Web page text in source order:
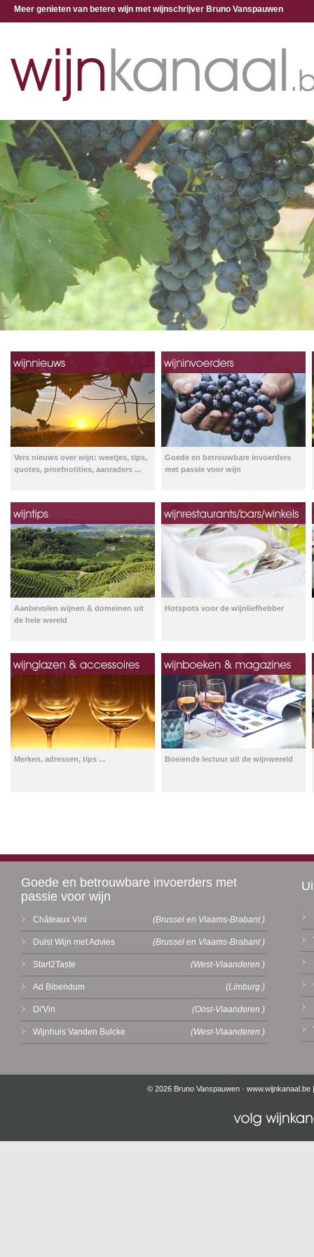
Meer genieten van betere wijn met wijnschrijver Bruno Vanspauwen
Vers nieuws over wijn: weetjes, tips,
quotes, proefnotities, aanraders ...
Goede en betrouwbare invoerders
met passie voor wijn
Aanbevolen wijnen & domeinen uit
de hele wereld
Hotspots voor de wijnliefhebber
Merken, adressen, tips ... Boeiende lectuur uit de wijnwereld
Goede en betrouwbare invoerders met
passie voor wijn
Châteaux Vini (Brussel en Vlaams-Brabant )
Dulst Wijn met Advies (Brussel en Vlaams-Brabant )
Start2Taste (West-Vlaanderen )
Ad Bibendum (Limburg )
Di'Vin (Oost-Vlaanderen )
Wijnhuis Vanden Bulcke (West-Vlaanderen )
© 2026 Bruno Vanspauwen · www.wijnkanaal.be